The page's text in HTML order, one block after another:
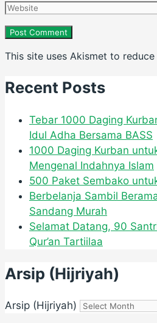
This site uses Akismet to reduce
Recent Posts
Tebar 1000 Daging
Idul Adha Bersama BASS
1000 Daging Kurban
Mengenal Indahnya Islam
500 Paket Sembako
Berbelanja Sambil
Sandang Murah
Selamat Datang, 90
Qur’an Tartiilaa
Arsip (Hijriyah)
Arsip (Hijriyah)